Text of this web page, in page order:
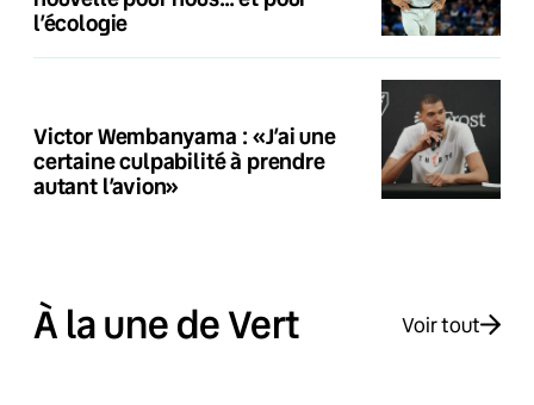
l’écologie
Victor Wembanyama : «J’ai une
certaine culpabilité à prendre
autant l’avion»
À la une de Vert Voir tout